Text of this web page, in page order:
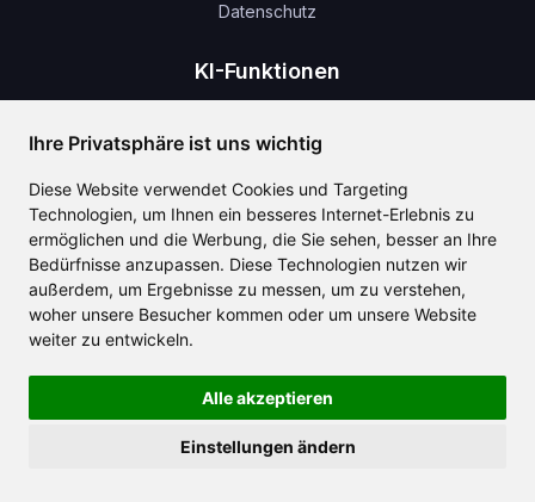
Ihre Privatsphäre ist uns wichtig
Diese Website verwendet Cookies und Targeting
Technologien, um Ihnen ein besseres Internet-Erlebnis zu
ermöglichen und die Werbung, die Sie sehen, besser an Ihre
Bedürfnisse anzupassen. Diese Technologien nutzen wir
außerdem, um Ergebnisse zu messen, um zu verstehen,
woher unsere Besucher kommen oder um unsere Website
weiter zu entwickeln.
Alle akzeptieren
Einstellungen ändern
Datenschutz
KI-Funktionen
AI-Vorlagen
KI-Übersetzung
AI-Bilder
AI-Musik
KI-Audio
AI Grafisches Design
Neuigkeiten und Aktualisierungen